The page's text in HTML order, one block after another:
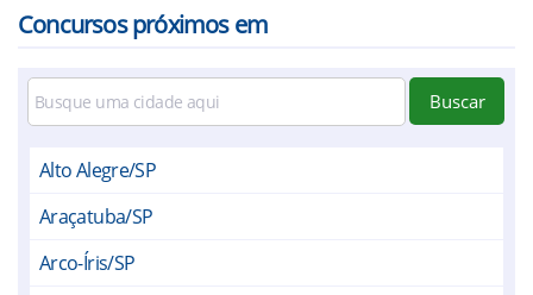
Concursos próximos em
Buscar
Alto Alegre/SP
Araçatuba/SP
Arco-Íris/SP